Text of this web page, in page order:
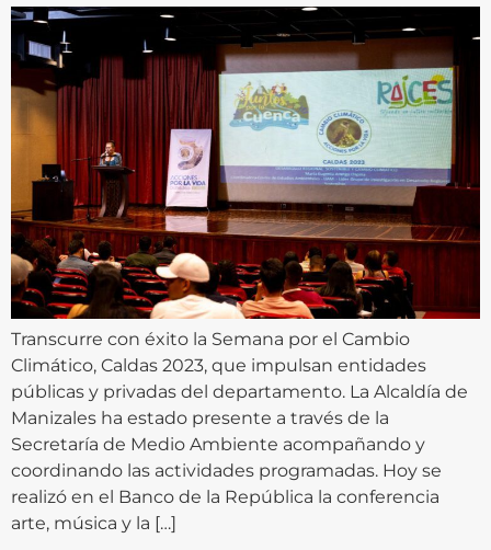
Transcurre con éxito la Semana por el Cambio
Climático, Caldas 2023, que impulsan entidades
públicas y privadas del departamento. La Alcaldía de
Manizales ha estado presente a través de la
Secretaría de Medio Ambiente acompañando y
coordinando las actividades programadas. Hoy se
realizó en el Banco de la República la conferencia
arte, música y la […]